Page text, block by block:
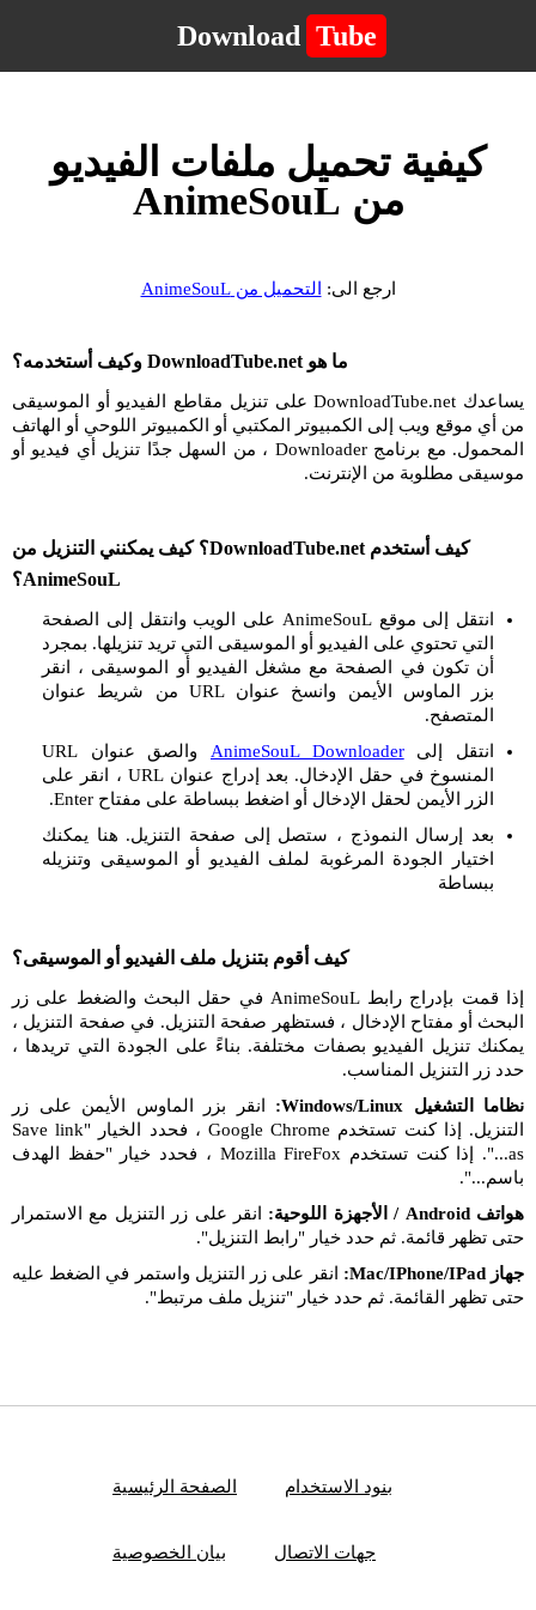
Download Tube
كيفية تحميل ملفات الفيديو
من AnimeSouL
ارجع الى: التحميل من AnimeSouL
ما هو DownloadTube.net وكيف أستخدمه؟
يساعدك DownloadTube.net على تنزيل مقاطع الفيديو أو الموسيقى
من أي موقع ويب إلى الكمبيوتر المكتبي أو الكمبيوتر اللوحي أو الهاتف
المحمول. مع برنامج Downloader ، من السهل جدًا تنزيل أي فيديو أو
موسيقى مطلوبة من الإنترنت.
كيف أستخدم DownloadTube.net؟ كيف يمكنني التنزيل من
AnimeSouL؟
انتقل إلى موقع AnimeSouL على الويب وانتقل إلى الصفحة
التي تحتوي على الفيديو أو الموسيقى التي تريد تنزيلها. بمجرد
أن تكون في الصفحة مع مشغل الفيديو أو الموسيقى ، انقر
بزر الماوس الأيمن وانسخ عنوان URL من شريط عنوان
المتصفح.
انتقل إلىAnimeSouL Downloader
والصق عنوان URL
المنسوخ في حقل الإدخال. بعد إدراج عنوان URL ، انقر على
الزر الأيمن لحقل الإدخال أو اضغط ببساطة على مفتاح Enter.
بعد إرسال النموذج ، ستصل إلى صفحة التنزيل. هنا يمكنك
اختيار الجودة المرغوبة لملف الفيديو أو الموسيقى وتنزيله
ببساطة
كيف أقوم بتنزيل ملف الفيديو أو الموسيقى؟
إذا قمت بإدراج رابط AnimeSouL في حقل البحث والضغط على زر
البحث أو مفتاح الإدخال ، فستظهر صفحة التنزيل. في صفحة التنزيل ،
يمكنك تنزيل الفيديو بصفات مختلفة. بناءً على الجودة التي تريدها ،
حدد زر التنزيل المناسب.
نظاما التشغيل Windows/Linux:
انقر بزر الماوس الأيمن على زر
التنزيل. إذا كنت تستخدم Google Chrome ، فحدد الخيار "Save link
as...". إذا كنت تستخدم Mozilla FireFox ، فحدد خيار "حفظ الهدف
باسم...".
هواتف Android / الأجهزة اللوحية:
انقر على زر التنزيل مع الاستمرار
حتى تظهر قائمة. ثم حدد خيار "رابط التنزيل".
جهاز Mac/IPhone/IPad:
انقر على زر التنزيل واستمر في الضغط عليه
حتى تظهر القائمة. ثم حدد خيار "تنزيل ملف مرتبط".
الصفحة الرئيسية بنود الاستخدام
بيان الخصوصية جهات الاتصال